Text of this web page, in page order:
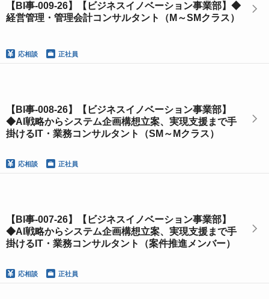
【BI事-009-26】【ビジネスイノベーション事業部】◆
経営管理・管理会計コンサルタント（M～SMクラス）
応相談 正社員
【BI事-008-26】【ビジネスイノベーション事業部】
◆AI戦略からシステム企画構想立案、実現支援まで手
掛けるIT・業務コンサルタント（SM～Mクラス）
応相談 正社員
【BI事-007-26】【ビジネスイノベーション事業部】
◆AI戦略からシステム企画構想立案、実現支援まで手
掛けるIT・業務コンサルタント（案件推進メンバー）
応相談 正社員